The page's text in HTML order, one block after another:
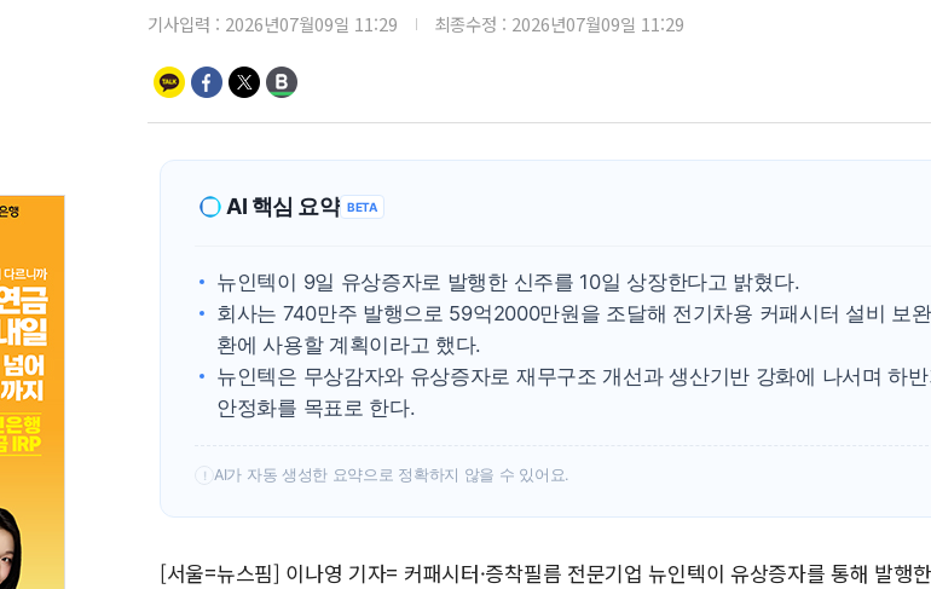
이란와이어 "이란 최고
남동발전, 해남군에
[인도증시] 중동 불안 속
황희 '폐버스 청년주택'
폭염 누그러지고 가뭄
사우디·튀르키예·파
신길동 신축도 3.3㎡당
용산공원·그린벨트로
기사입력 : 2026년07월09일 11:29 최종수정 : 2026년07월09일 11:29
AI 핵심 요약 BETA
뉴인텍이 9일 유상증자로 발행한 신주를 10일 상장한다고 밝혔다.
회사는 740만주 발행으로 59억2000만원을 조달해 전기차용 커패시터 설비 보
환에 사용할 계획이라고 했다.
뉴인텍은 무상감자와 유상증자로 재무구조 개선과 생산기반 강화에 나서며 하
안정화를 목표로 한다.
! AI가 자동 생성한 요약으로 정확하지 않을 수 있어요.
[서울=뉴스핌] 이나영 기자= 커패시터·증착필름 전문기업 뉴인텍이 유상증자를 통해 발행